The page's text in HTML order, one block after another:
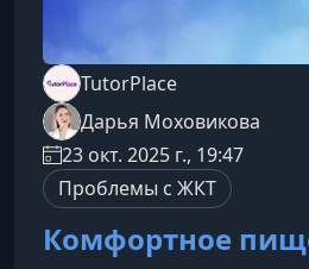
TutorPlace
Дарья Моховикова
23 окт. 2025 г., 19:47
Проблемы с ЖКТ
Комфортное